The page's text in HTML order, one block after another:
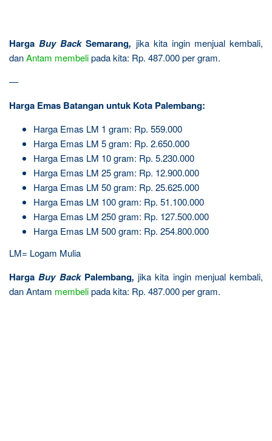
HargaBuy BackSemarang, jika kita ingin menjual kembali,
danAntam membelipada kita: Rp. 487.000 per gram.
—
Harga Emas Batangan untuk Kota Palembang:
Harga Emas LM 1 gram: Rp. 559.000
Harga Emas LM 5 gram: Rp. 2.650.000
Harga Emas LM 10 gram: Rp. 5.230.000
Harga Emas LM 25 gram: Rp. 12.900.000
Harga Emas LM 50 gram: Rp. 25.625.000
Harga Emas LM 100 gram: Rp. 51.100.000
Harga Emas LM 250 gram: Rp. 127.500.000
Harga Emas LM 500 gram: Rp. 254.800.000
LM= Logam Mulia
HargaBuy Back Palembang, jika kita ingin menjual kembali,
dan Antam membelipada kita: Rp. 487.000 per gram.